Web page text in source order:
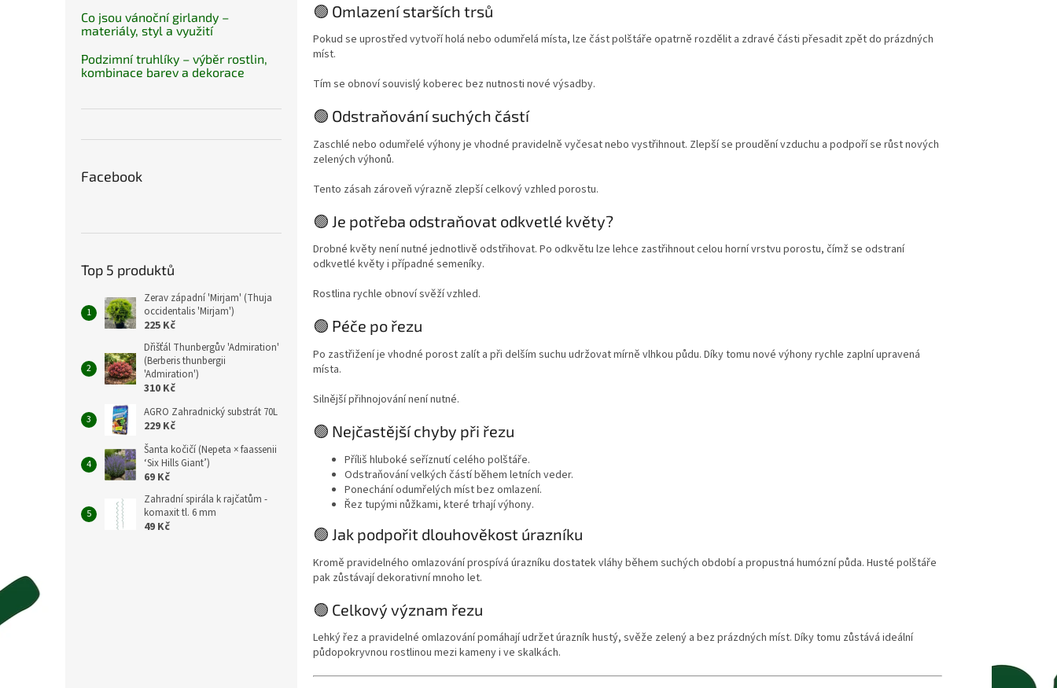
Co jsou vánoční girlandy –
materiály, styl a využití
Podzimní truhlíky – výběr rostlin,
kombinace barev a dekorace
Facebook
Top 5 produktů
Zerav západní 'Mirjam' (Thuja
occidentalis 'Mirjam')
225 Kč
Dřišťál Thunbergův 'Admiration'
(Berberis thunbergii
'Admiration')
310 Kč
AGRO Zahradnický substrát 70L
229 Kč
Šanta kočičí (Nepeta × faassenii
‘Six Hills Giant’)
69 Kč
Zahradní spirála k rajčatům -
komaxit tl. 6 mm
49 Kč
🟢 Omlazení starších trsů
Pokud se uprostřed vytvoří holá nebo odumřelá místa, lze část polštáře opatrně rozdělit a zdravé části přesadit zpět do prázdných
míst.
Tím se obnoví souvislý koberec bez nutnosti nové výsadby.
🟢 Odstraňování suchých částí
Zaschlé nebo odumřelé výhony je vhodné pravidelně vyčesat nebo vystřihnout. Zlepší se proudění vzduchu a podpoří se růst nových
zelených výhonů.
Tento zásah zároveň výrazně zlepší celkový vzhled porostu.
🟢 Je potřeba odstraňovat odkvetlé květy?
Drobné květy není nutné jednotlivě odstřihovat. Po odkvětu lze lehce zastřihnout celou horní vrstvu porostu, čímž se odstraní
odkvetlé květy i případné semeníky.
Rostlina rychle obnoví svěží vzhled.
🟢 Péče po řezu
Po zastřižení je vhodné porost zalít a při delším suchu udržovat mírně vlhkou půdu. Díky tomu nové výhony rychle zaplní upravená
místa.
Silnější přihnojování není nutné.
🟢 Nejčastější chyby při řezu
Příliš hluboké seříznutí celého polštáře.
Odstraňování velkých částí během letních veder.
Ponechání odumřelých míst bez omlazení.
Řez tupými nůžkami, které trhají výhony.
🟢 Jak podpořit dlouhověkost úrazníku
Kromě pravidelného omlazování prospívá úrazníku dostatek vláhy během suchých období a propustná humózní půda. Husté polštáře
pak zůstávají dekorativní mnoho let.
🟢 Celkový význam řezu
Lehký řez a pravidelné omlazování pomáhají udržet úrazník hustý, svěže zelený a bez prázdných míst. Díky tomu zůstává ideální
půdopokryvnou rostlinou mezi kameny i ve skalkách.